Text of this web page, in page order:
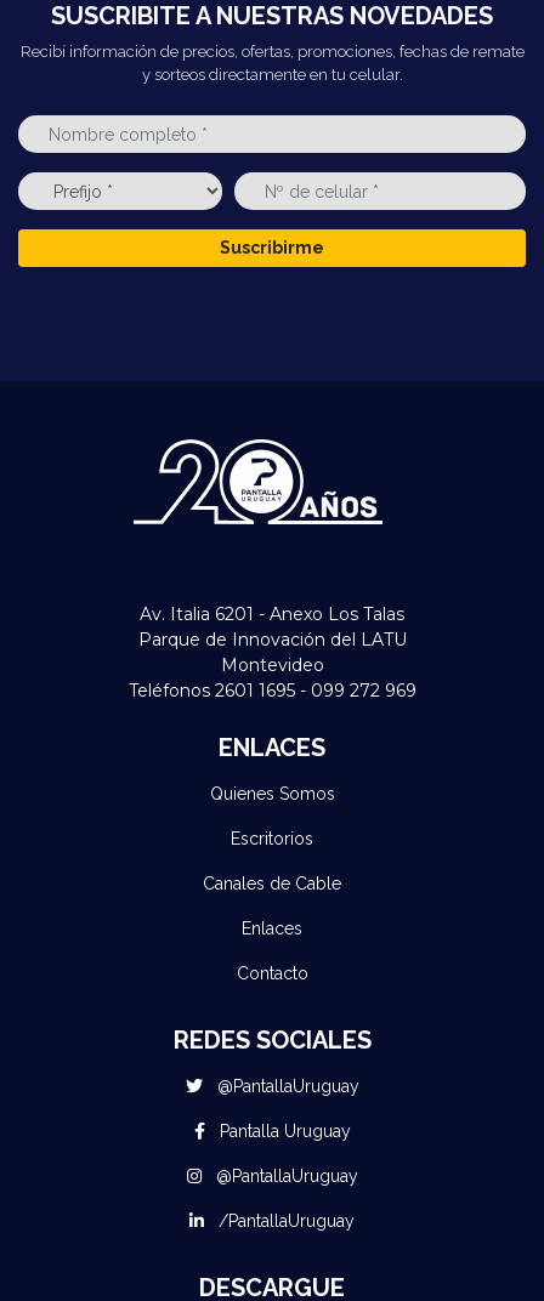
SUSCRIBITE A NUESTRAS NOVEDADES
Recibí información de precios, ofertas, promociones, fechas de remate
y sorteos directamente en tu celular.
Suscribirme
Av. Italia 6201 - Anexo Los Talas
Parque de Innovación del LATU
Montevideo
Teléfonos 2601 1695 - 099 272 969
ENLACES
Quienes Somos
Escritorios
Canales de Cable
Enlaces
Contacto
REDES SOCIALES
@PantallaUruguay
Pantalla Uruguay
@PantallaUruguay
/PantallaUruguay
DESCARGUE